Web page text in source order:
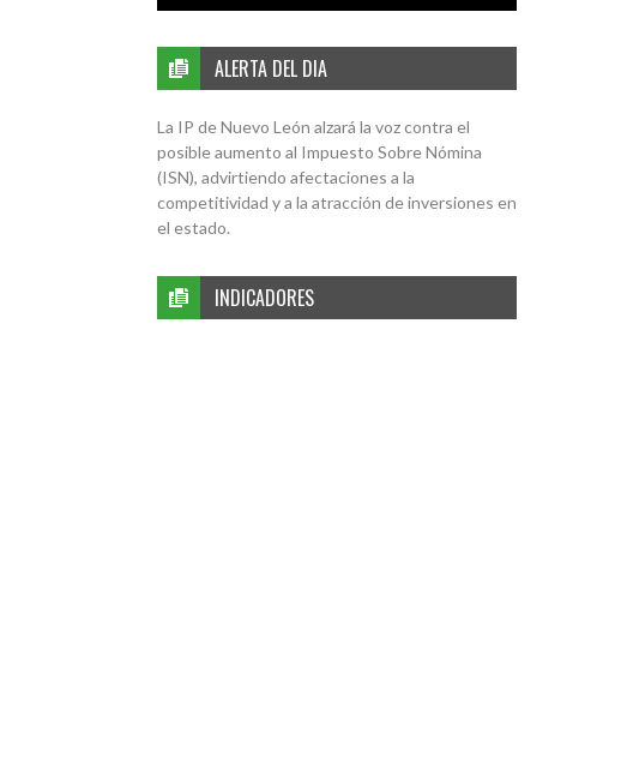
ALERTA DEL DIA
La IP de Nuevo León alzará la voz contra el
posible aumento al Impuesto Sobre Nómina
(ISN), advirtiendo afectaciones a la
competitividad y a la atracción de inversiones en
el estado.
INDICADORES